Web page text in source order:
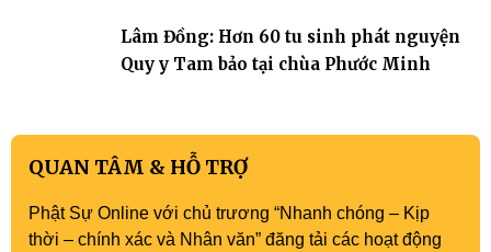
Lâm Đồng: Hơn 60 tu sinh phát nguyện
Quy y Tam bảo tại chùa Phước Minh
QUAN TÂM & HỖ TRỢ
Phật Sự Online với chủ trương “Nhanh chóng – Kịp
thời – chính xác và Nhân văn” đăng tải các hoạt động